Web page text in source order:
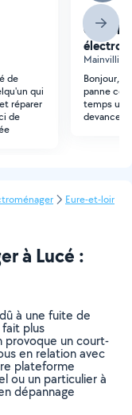
de
qui
réparer
de
Bonjour,
panne
temps un
devance,
Eure-et-loir
à Lucé :
à une fuite de
plus
provoque un court-
en relation avec
plateforme
ou un particulier à
dépannage